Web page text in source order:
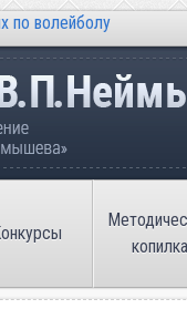
по волейболу
«Средняя
копилка